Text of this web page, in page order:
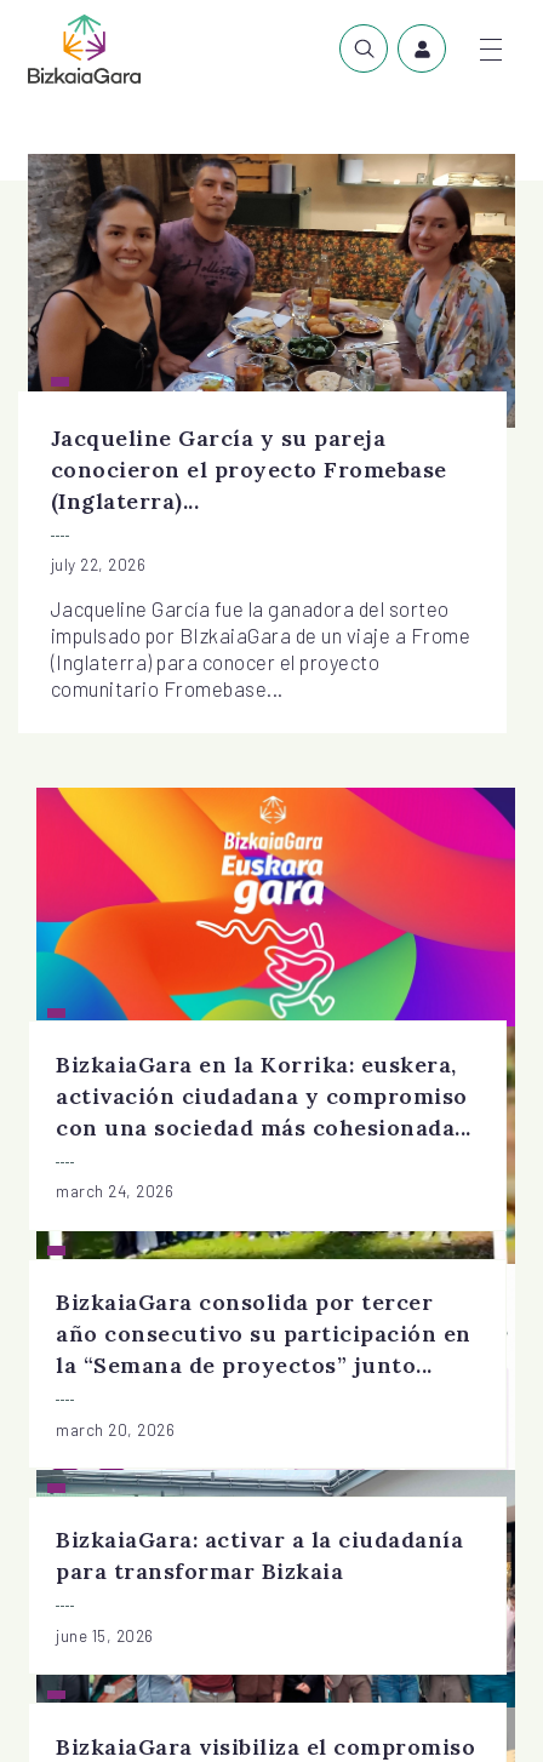
Jacqueline García y su pareja
conocieron el proyecto Fromebase
(Inglaterra)...
july 22, 2026
Jacqueline García fue la ganadora del sorteo
impulsado por BIzkaiaGara de un viaje a Frome
(Inglaterra) para conocer el proyecto
comunitario Fromebase...
BizkaiaGara en la Korrika: euskera,
activación ciudadana y compromiso
con una sociedad más cohesionada...
march 24, 2026
BizkaiaGara consolida por tercer
año consecutivo su participación en
la “Semana de proyectos” junto...
march 20, 2026
BizkaiaGara: activar a la ciudadanía
para transformar Bizkaia
june 15, 2026
BizkaiaGara visibiliza el compromiso